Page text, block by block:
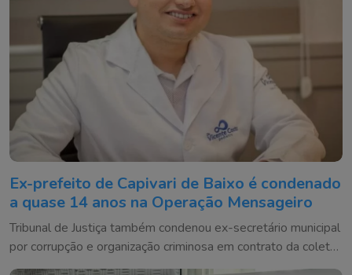
Ex-prefeito de Capivari de Baixo é condenado
a quase 14 anos na Operação Mensageiro
Tribunal de Justiça também condenou ex-secretário municipal
por corrupção e organização criminosa em contrato da coleta
de lixo